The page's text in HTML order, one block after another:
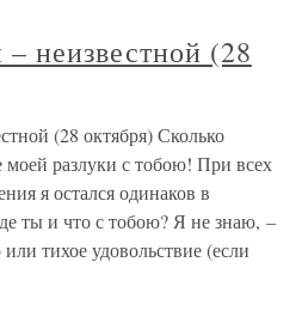
неизвестной (28
(28 октября) Сколько
моей разлуки с тобою! При всех
я остался одинаков в
ты и что с тобою? Я не знаю, –
тихое удовольствие (если